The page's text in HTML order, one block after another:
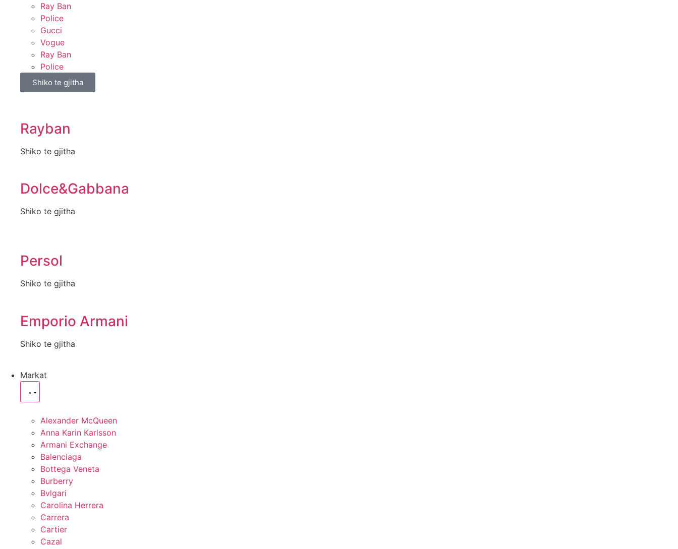
Ray Ban
Police
Gucci
Vogue
Ray Ban
Police
Shiko te gjitha
Rayban
Shiko te gjitha
Dolce&Gabbana
Shiko te gjitha
Persol
Shiko te gjitha
Emporio Armani
Shiko te gjitha
Markat
Alexander McQueen
Anna Karin Karlsson
Armani Exchange
Balenciaga
Bottega Veneta
Burberry
Bvlgari
Carolina Herrera
Carrera
Cartier
Cazal